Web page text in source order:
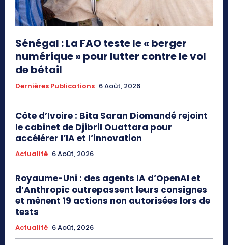
Sénégal : La FAO teste le « berger
numérique » pour lutter contre le vol
de bétail
Dernières Publications 6 Août, 2026
Côte d’Ivoire : Bita Saran Diomandé rejoint
le cabinet de Djibril Ouattara pour
accélérer l’IA et l’innovation
Actualité 6 Août, 2026
Royaume-Uni : des agents IA d’OpenAI et
d’Anthropic outrepassent leurs consignes
et mènent 19 actions non autorisées lors de
tests
Actualité 6 Août, 2026